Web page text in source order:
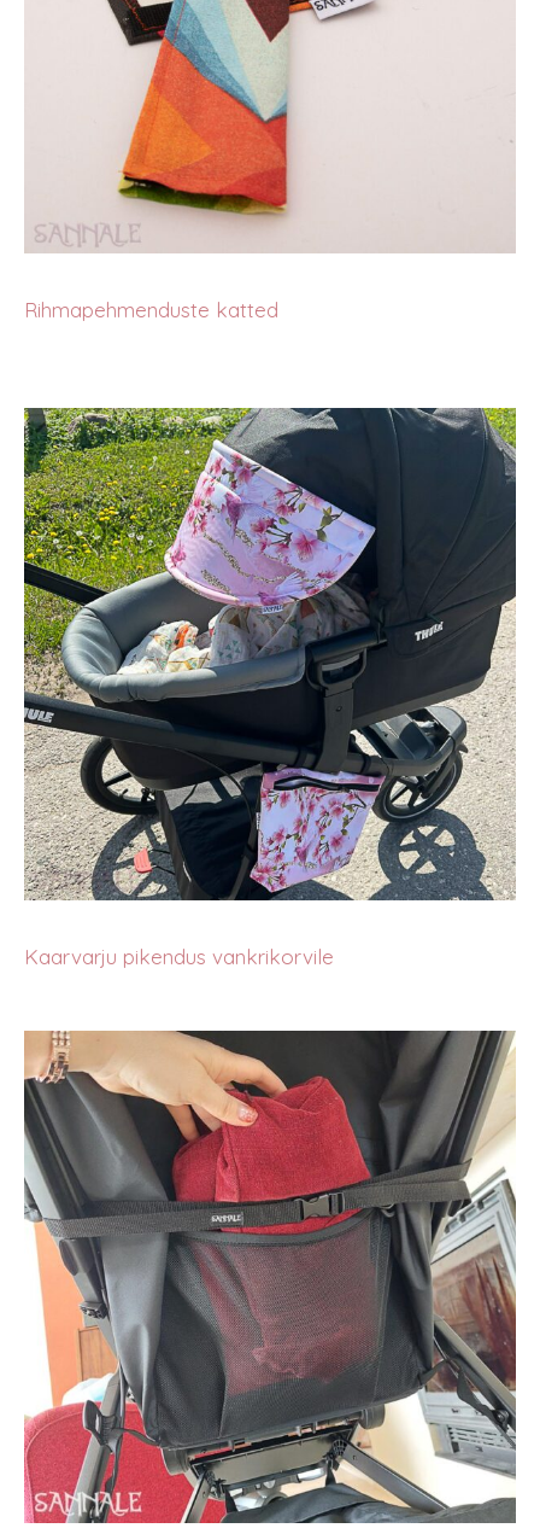
Rihmapehmenduste katted
Kaarvarju pikendus vankrikorvile